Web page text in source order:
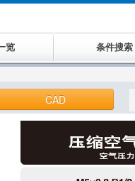
览 条件搜索
CAD